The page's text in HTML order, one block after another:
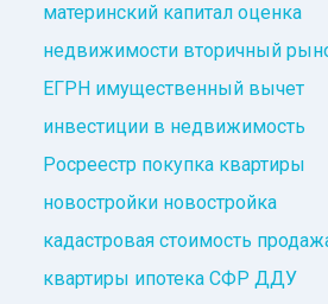
материнский капитал оценка
недвижимости вторичный
ЕГРН имущественный вычет
инвестиции в недвижимость
Росреестр покупка квартиры
новостройки новостройка
кадастровая стоимость
квартиры ипотека СФР ДДУ